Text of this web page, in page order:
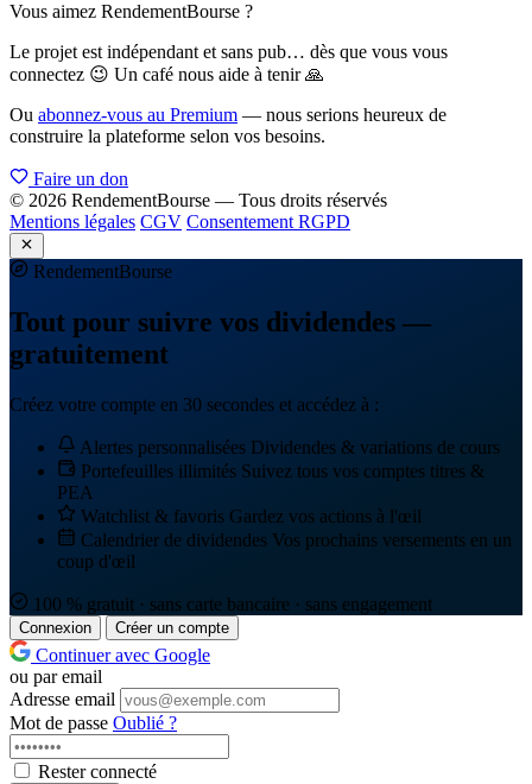
Vous aimez RendementBourse ?
Le projet est indépendant et sans pub… dès que vous vous
connectez 😉 Un café nous aide à tenir 🙏
Ou abonnez-vous au Premium — nous serions heureux de
construire la plateforme selon vos besoins.
Faire un don
© 2026 RendementBourse — Tous droits réservés
Mentions légales CGV Consentement RGPD
RendementBourse
Tout pour suivre vos dividendes —
gratuitement
Créez votre compte en 30 secondes et accédez à :
Alertes personnalisées Dividendes & variations de cours
Portefeuilles illimités Suivez tous vos comptes titres &
PEA
Watchlist & favoris Gardez vos actions à l'œil
Calendrier de dividendes Vos prochains versements en un
coup d'œil
100 % gratuit · sans carte bancaire · sans engagement
Connexion Créer un compte
Continuer avec Google
ou par email
Adresse email
Mot de passe Oublié ?
Rester connecté